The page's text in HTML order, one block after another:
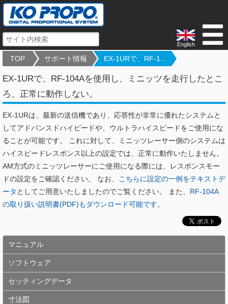
English
TOP サポート情報 EX-1URで、RF-1...
EX-1URで、RF-104Aを使用し、ミニッツを走行したとこ
ろ、正常に動作しない。
EX-1URは、最新の送信機であり、応答性が非常に優れたシステムと
してアドバンスドハイピードや、ウルトラハイスピードをご使用にな
ることが可能です。 これに対して、ミニッツレーサー側のシステムは
ハイスピードレスポンス以上の設定では、正常に動作いたしません。
AM方式のミニッツレーサーにご使用になる際には、レスポンスモー
ドの設定をご確認ください。 なお、
こちらに設定の一例をテキストデ
ータ としてご用意いたしましたのでご覧ください。 また、 RF-104A
の取り扱い説明書(PDF)もダウンロード可能です。
マニュアル
ソフトウェア
セッティングデータ
寸法図